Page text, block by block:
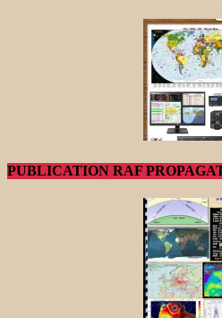
PUBLICATION RAF